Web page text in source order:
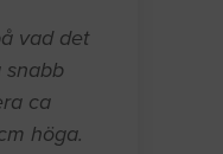
vad det
snabb
ca
höga.